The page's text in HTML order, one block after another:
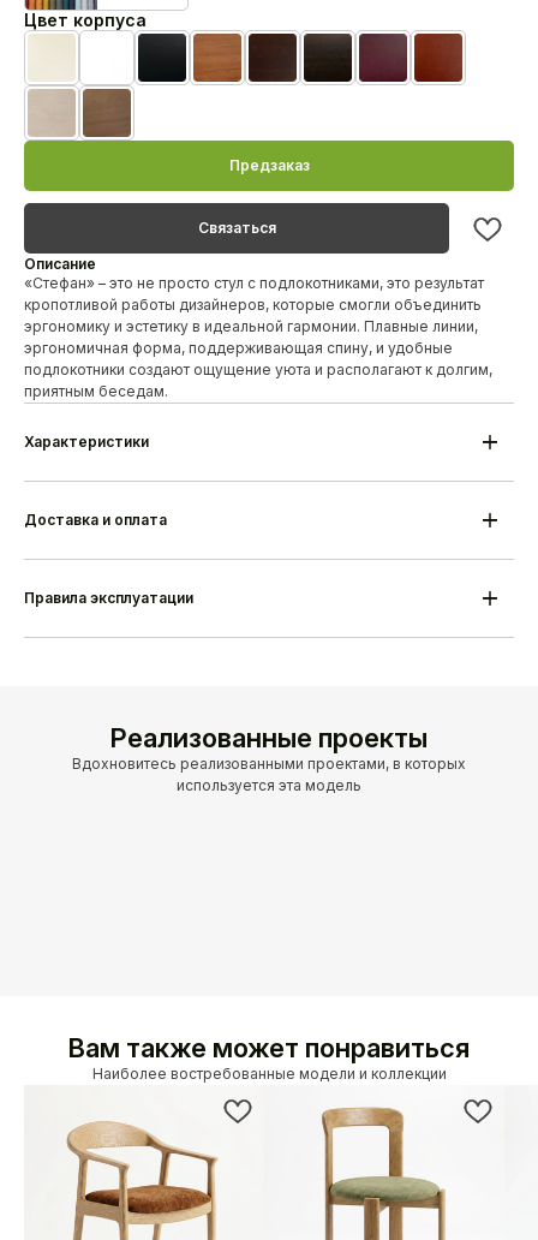
alesanby@mail.ru
Цвет корпуса
Белая эмальЧерная эмаль
Черешня лак
Предзаказ
Связаться
Описание
«Стефан» – это не просто стул с подлокотниками, это результат
кропотливой работы дизайнеров, которые смогли объединить
эргономику и эстетику в идеальной гармонии. Плавные линии,
эргономичная форма, поддерживающая спину, и удобные
подлокотники создают ощущение уюта и располагают к долгим,
приятным беседам.
Характеристики
Высота
Ширина
Срок изготовления
Доставка и оплата
Правила эксплуатации
Реализованные проекты
Вдохновитесь реализованными проектами, в которых
используется эта модель
Вам также может понравиться
Наиболее востребованные модели и коллекции